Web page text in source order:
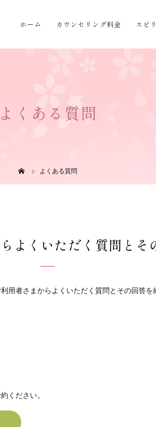
ホーム カウンセリング料金 スピ
よくある質問
よくある質問
よくいただく質問とそ
用者さまからよくいただく質問とその回答を
ください。